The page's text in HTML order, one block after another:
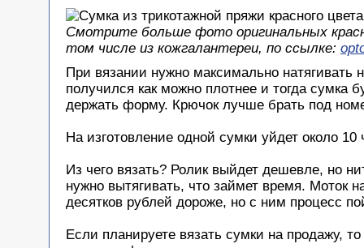
Смотрите больше фото оригинальных
том числе из кожгалантереи, по ссылке:
При вязании нужно максимально натягивать
получился как можно плотнее и тогда сумка
держать форму. Крючок лучше брать под
На изготовление одной сумки уйдет около 10
Из чего вязать? Ролик выйдет дешевле, но
нужно вытягивать, что займет время. Моток
десятков рублей дороже, но с ним процесс
Если планируете вязать сумки на продажу, то